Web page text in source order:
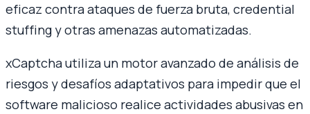
eficaz contra ataques de fuerza bruta, credential
stuffing y otras amenazas automatizadas.
xCaptcha utiliza un motor avanzado de análisis de
riesgos y desafíos adaptativos para impedir que el
software malicioso realice actividades abusivas en